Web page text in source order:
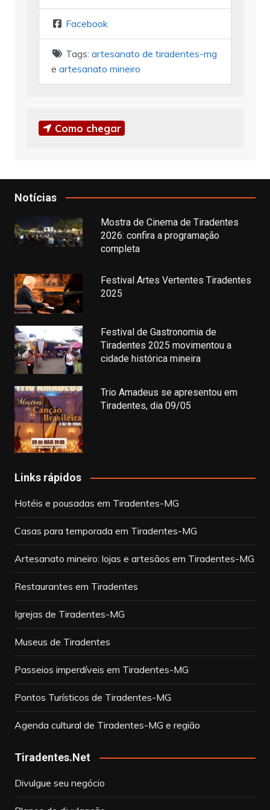
Facebook
Tags: artesanato de tiradentes-mg
e artesanato mineiro
Como chegar
Notícias
Mostra de Cinema de Tiradentes
2026: confira a programação
completa
Festival Artes Vertentes Tiradentes
2025
Festival de Gastronomia de
Tiradentes 2025 movimentou a
cidade histórica mineira
Trio Amadeus se apresentou em
Tiradentes, dia 09/05
Links rápidos
Hotéis e pousadas em Tiradentes-MG
Casas para temporada em Tiradentes-MG
Artesanato mineiro: lojas e artesãos em Tiradentes-MG
Restaurantes em Tiradentes
Igrejas de Tiradentes-MG
Museus de Tiradentes
Passeios imperdíveis em Tiradentes-MG
Pontos Turísticos de Tiradentes-MG
Agenda cultural de Tiradentes-MG e região
Tiradentes.Net
Divulgue seu negócio